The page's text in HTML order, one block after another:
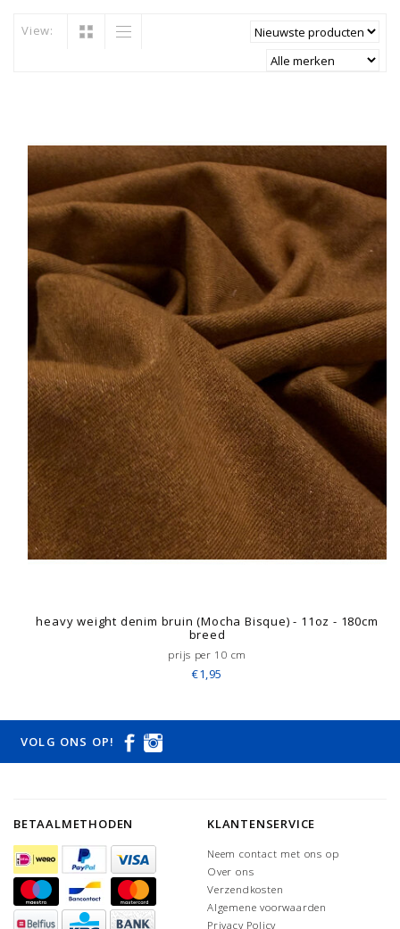
View:
heavy weight denim bruin (Mocha Bisque) - 11oz - 180cm
breed
prijs per 10 cm
€1,95
VOLG ONS OP!
BETAALMETHODEN KLANTENSERVICE
Neem contact met ons op
Over ons
Verzendkosten
Algemene voorwaarden
Privacy Policy